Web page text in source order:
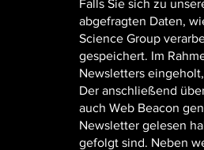
Falls Sie sich zu
abgefragten Daten,
Science Group
gespeichert. Im
Newsletters
Der anschließend
auch Web Beacon
Newsletter gelesen
gefolgt sind. Neben